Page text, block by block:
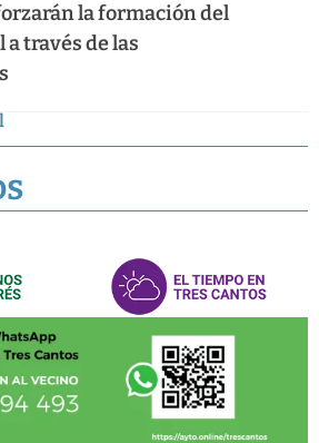
la formación del
través de las